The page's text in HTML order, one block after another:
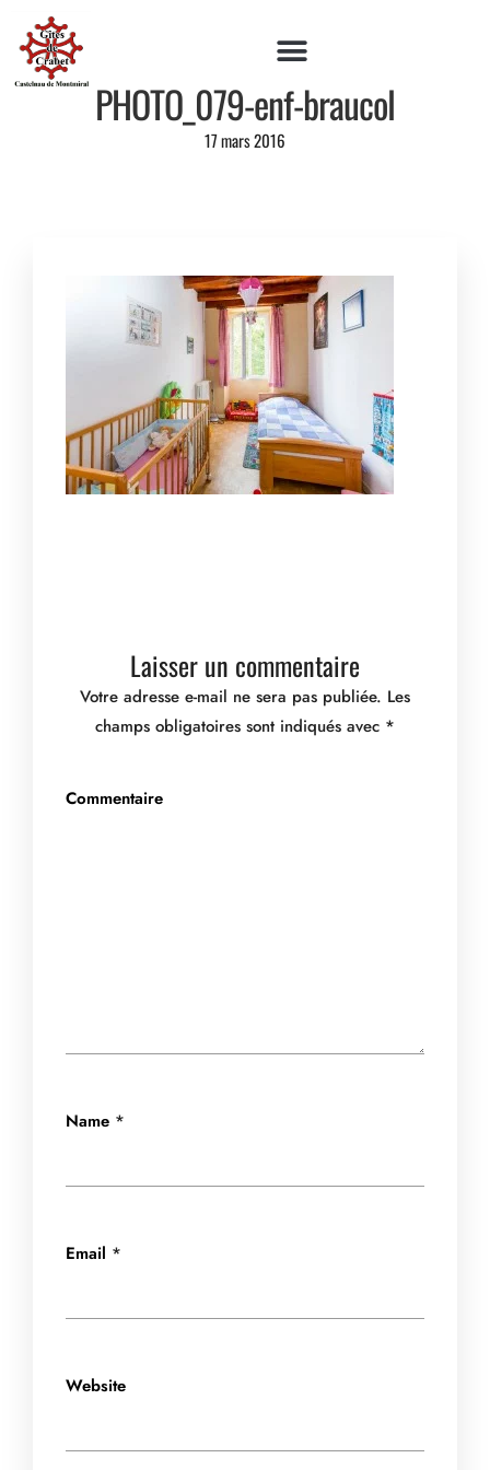
PHOTO_079-enf-braucol
17 mars 2016
Laisser un commentaire
Votre adresse e-mail ne sera pas publiée. Les
champs obligatoires sont indiqués avec *
Commentaire
Name *
Email *
Website